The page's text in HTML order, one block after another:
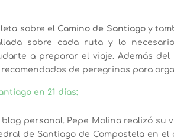
sobre elCamino de Santiagoy
sobre cada ruta y lo
a preparar el viaje. Además
de peregrinos para
en 21 días:
personal. Pepe Molina realizó su
de Santiago de Compostela en